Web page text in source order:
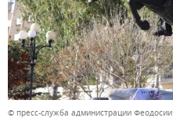
© пресс-служба администрации Феодосии